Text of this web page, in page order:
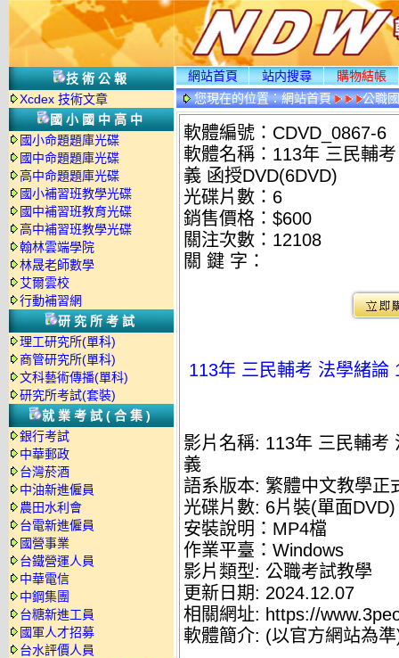
技術公報
Xcdex 技術文章
國小國中高中
國小命題題庫光碟
國中命題題庫光碟
高中命題題庫光碟
國小補習班教學光碟
國中補習班教育光碟
高中補習班教學光碟
翰林雲端學院
林晟老師數學
艾爾雲校
行動補習網
研究所考試
理工研究所(單科)
商管研究所(單科)
文科藝術傳播(單科)
研究所考試(套裝)
就業考試(合集)
銀行考試
中華郵政
台灣菸酒
中油新進僱員
農田水利會
台電新進僱員
國營事業
台鐵營運人員
中華電信
中鋼集團
台糖新進工員
國軍人才招募
台水評價人員
網站首頁 站内搜尋
購物結帳
您現在的位置：網站首頁 公職
軟體編號：CDVD_0867-6
軟體名稱：113年 三民輔
義 函授DVD(6DVD)
光碟片數：6
銷售價格：$600
關注次數： 12108
關 鍵 字：
113年 三民輔考 法學緒論
影片名稱: 113年 三民輔考
義
語系版本: 繁體中文教學正
光碟片數: 6片裝(單面DVD)
安裝說明：MP4檔
作業平臺：Windows
影片類型: 公職考試教學
更新日期: 2024.12.07
相關網址: https://
軟體簡介: (以官方網站為